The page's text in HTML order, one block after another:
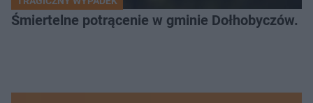
Śmiertelne potrącenie w gminie Dołhobyczów.